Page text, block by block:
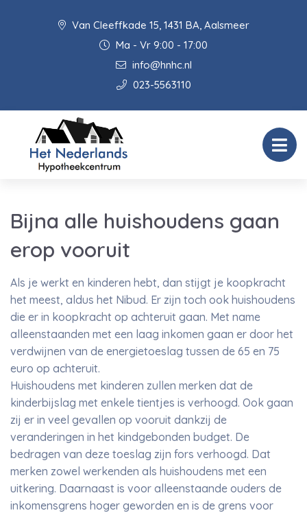
Van Cleeffkade 15, 1431 BA, Aalsmeer
Ma - Vr 9:00 - 17:00
info@hnhc.nl
023-5563110
Bijna alle huishoudens gaan
erop vooruit
Als je werkt en kinderen hebt, dan stijgt je koopkracht
het meest, aldus het Nibud. Er zijn toch ook huishoudens
die er in koopkracht op achteruit gaan. Met name
alleenstaanden met een laag inkomen gaan er door het
verdwijnen van de energietoeslag tussen de 65 en 75
euro op achteruit.
Huishoudens met kinderen zullen merken dat de
kinderbijslag met enkele tientjes is verhoogd. Ook gaan
zij er in veel gevallen op vooruit dankzij de
veranderingen in het kindgebonden budget. De
bedragen van deze toeslag zijn fors verhoogd. Dat
merken zowel werkenden als huishoudens met een
uitkering. Daarnaast is voor alleenstaande ouders de
inkomensgrens hoger geworden en is de grens voor